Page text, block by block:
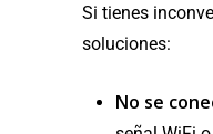
Si tienes
soluciones:
No se